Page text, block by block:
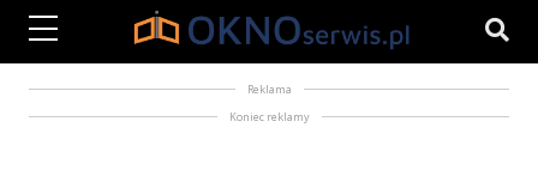
Reklama
Koniec reklamy